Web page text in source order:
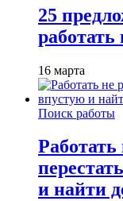
25
работать
16 марта
Поиск работы
и найти